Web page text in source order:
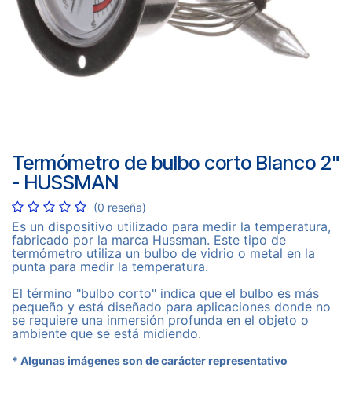
Termómetro de bulbo corto Blanco 2"
- HUSSMAN
(0 reseña)
Es un dispositivo utilizado para medir la temperatura,
fabricado por la marca Hussman. Este tipo de
termómetro utiliza un bulbo de vidrio o metal en la
punta para medir la temperatura.
El término "bulbo corto" indica que el bulbo es más
pequeño y está diseñado para aplicaciones donde no
se requiere una inmersión profunda en el objeto o
ambiente que se está midiendo.
* Algunas imágenes son de carácter representativo